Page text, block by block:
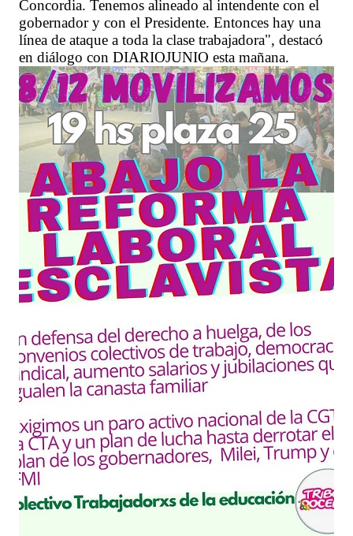
Concordia. Tenemos alineado al intendente con el
gobernador y con el Presidente. Entonces hay una
línea de ataque a toda la clase trabajadora", destacó
en diálogo con DIARIOJUNIO esta mañana.